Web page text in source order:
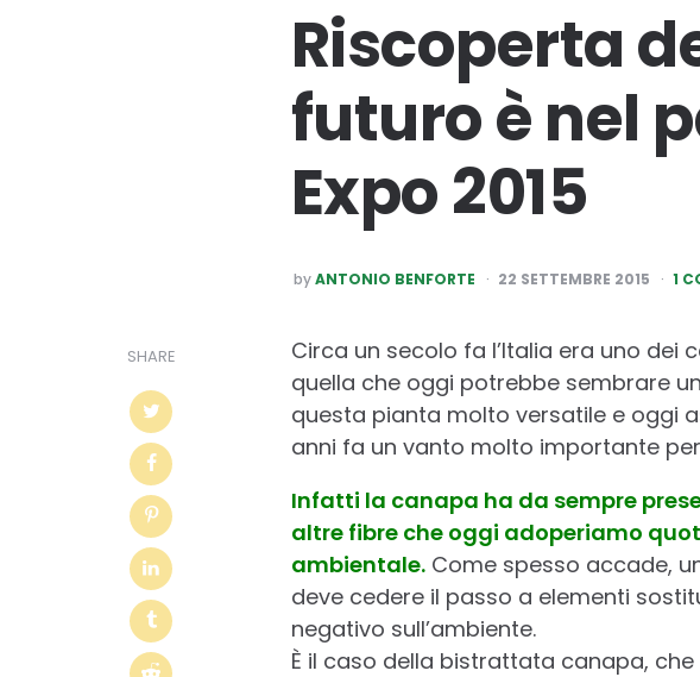
Riscoperta
futuro è nel
Expo 2015
POSTED
BY
by ANTONIO BENFORTE 22 SETTEMBRE 2015 1
SHARE
Circa un secolo fa l’Italia era uno
quella che oggi potrebbe sembrare
questa pianta molto versatile e oggi
anni fa un vanto molto importante
Infatti la canapa ha da sempre
altre fibre che oggi adoperiamo
ambientale. Come spesso accade,
deve cedere il passo a elementi
negativo sull’ambiente.
È il caso della bistrattata canapa,